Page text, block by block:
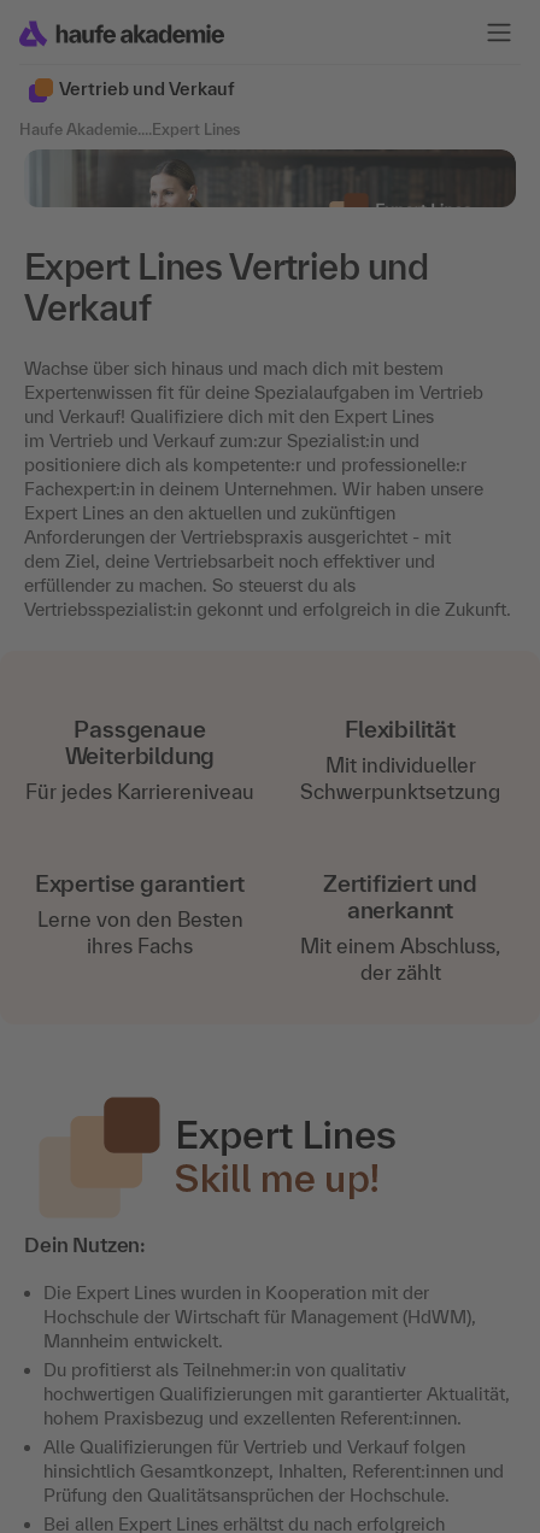
Vertrieb und Verkauf
Haufe Akademie.... Expert Lines
Expert Lines Vertrieb und
Verkauf
Wachse über sich hinaus und mach dich mit bestem
Expertenwissen fit für deine Spezialaufgaben im Vertrieb
und Verkauf! Qualifiziere dich mit den Expert Lines
im Vertrieb und Verkauf zum:zur Spezialist:in und
positioniere dich als kompetente:r und professionelle:r
Fachexpert:in in deinem Unternehmen. Wir haben unsere
Expert Lines an den aktuellen und zukünftigen
Anforderungen der Vertriebspraxis ausgerichtet - mit
dem Ziel, deine Vertriebsarbeit noch effektiver und
erfüllender zu machen. So steuerst du als
Vertriebsspezialist:in gekonnt und erfolgreich in die Zukunft.
Passgenaue
Weiterbildung
Für jedes Karriereniveau
Flexibilität
Mit individueller
Schwerpunktsetzung
Expertise garantiert
Lerne von den Besten
ihres Fachs
Zertifiziert und
anerkannt
Mit einem Abschluss,
der zählt
Dein Nutzen:
Die Expert Lines wurden in Kooperation mit der
Hochschule der Wirtschaft für Management (HdWM),
Mannheim entwickelt.
Du profitierst als Teilnehmer:in von qualitativ
hochwertigen Qualifizierungen mit garantierter Aktualität,
hohem Praxisbezug und exzellenten Referent:innen.
Alle Qualifizierungen für Vertrieb und Verkauf folgen
hinsichtlich Gesamtkonzept, Inhalten, Referent:innen und
Prüfung den Qualitätsansprüchen der Hochschule.
Bei allen Expert Lines erhältst du nach erfolgreich